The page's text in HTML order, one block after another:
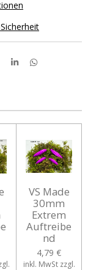
T
n
T
n
VS Made
30mm
Extrem
Auftreibe
nd
4,79 €
inkl. MwSt zzgl.